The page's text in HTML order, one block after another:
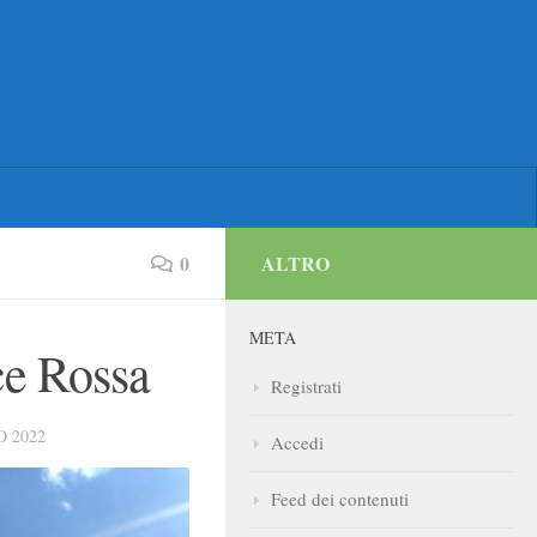
0
Rossa
2022
ALTRO
META
Registrati
Accedi
Feed dei contenuti